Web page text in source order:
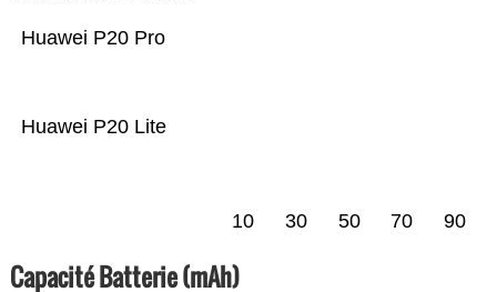
Huawei P20 Lite
Huawei P20 Pro
10 30 50 70 90
Capacité Batterie (mAh)